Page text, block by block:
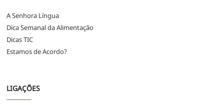
A Senhora Língua
Dica Semanal da Alimentação
Dicas TIC
Estamos de Acordo?
LIGAÇÕES